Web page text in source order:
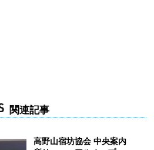
関連記事
高野山宿坊協会 中央案内